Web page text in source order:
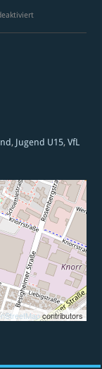
für
Heilbronner
, Jugend U15,VfL
contributors